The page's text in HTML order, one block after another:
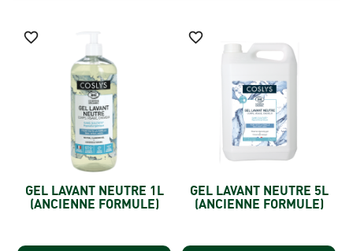

GEL LAVANT NEUTRE 1L
(ANCIENNE FORMULE)

GEL LAVANT NEUTRE 5L
(ANCIENNE FORMULE)